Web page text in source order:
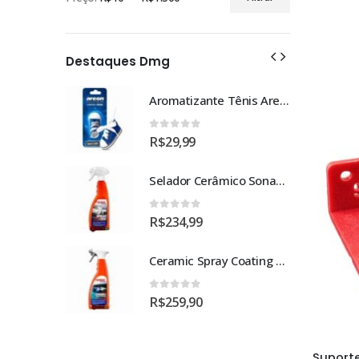
Preço
mínimo
Preço
máximo
Destaques Dmg
Aromatizante Tênis Areon Fresh Wave New Car / Carro Novo
0out of 5
R$29,99
Selador Cerâmico Sonax Xtreme Ceramic Spray + Seal (750ml)
0out of 5
R$234,99
Ceramic Spray Coating Sonax 750ml
0out of 5
R$259,90